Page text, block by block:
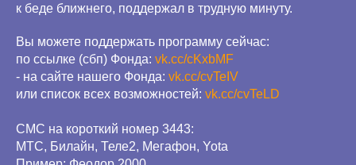
к беде ближнего, поддержал в трудную минуту.
Вы можете поддержать программу сейчас:
по ссылке (сбп) Фонда: vk.cc/cKxbMF
- на сайте нашего Фонда: vk.cc/cvTeIV
или список всех возможностей: vk.cc/cvTeLD
СМС на короткий номер 3443:
МТС, Билайн, Теле2, Мегафон, Yota